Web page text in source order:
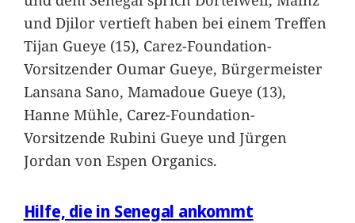
und Djilor vertieft haben bei einem Treffen
Tijan Gueye (15), Carez-Foundation-
Vorsitzender Oumar Gueye, Bürgermeister
Lansana Sano, Mamadoue Gueye (13),
Hanne Mühle, Carez-Foundation-
Vorsitzende Rubini Gueye und Jürgen
Jordan von Espen Organics.
Hilfe, die in Senegal ankommt